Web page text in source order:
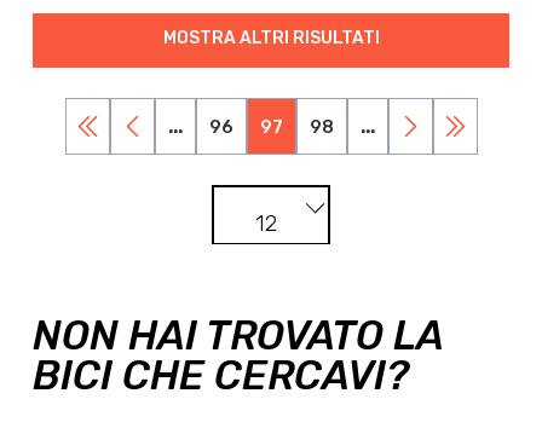
MOSTRA ALTRI RISULTATI
... 96 97 98 ...
12
NON HAI TROVATO LA
BICI CHE CERCAVI?